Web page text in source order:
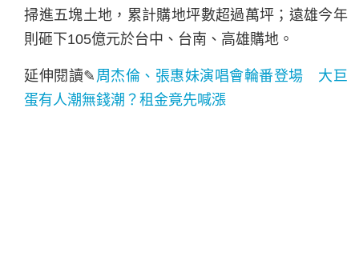
掃進五塊土地，累計購地坪數超過萬坪；遠雄今年
則砸下105億元於台中、台南、高雄購地。
延伸閱讀✎ 周杰倫、張惠妹演唱會輪番登場 大巨
蛋有人潮無錢潮？租金竟先喊漲